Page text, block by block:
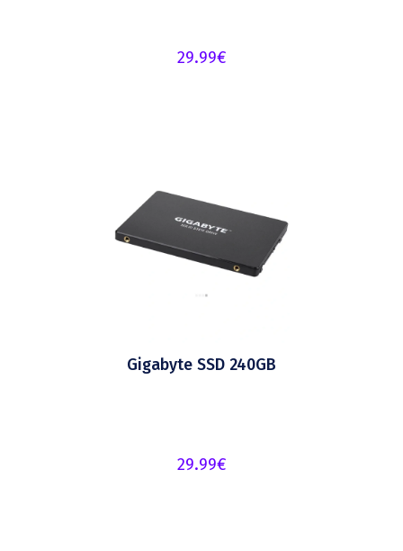
29.99€
Gigabyte SSD 240GB
29.99€